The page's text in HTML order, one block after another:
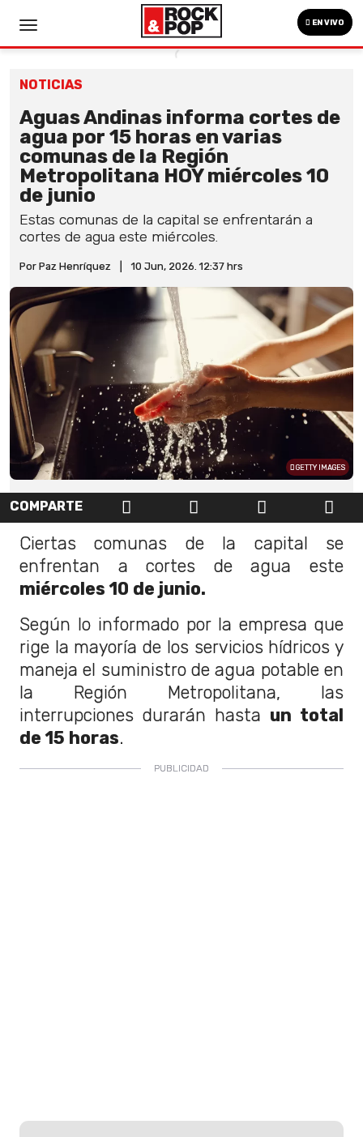
EN VIVO
NOTICIAS
Aguas Andinas informa cortes de
agua por 15 horas en varias
comunas de la Región
Metropolitana HOY miércoles 10
de junio
Estas comunas de la capital se enfrentarán a
cortes de agua este miércoles.
Por Paz Henríquez 10 Jun, 2026. 12:37 hrs
GETTY IMAGES
COMPARTE
Ciertas comunas de la capital se
enfrentan a cortes de agua este
miércoles 10 de junio.
Según lo informado por la empresa que
rige la mayoría de los servicios hídricos y
maneja el suministro de agua potable en
la Región Metropolitana, las
interrupciones durarán hasta un total
de 15 horas.